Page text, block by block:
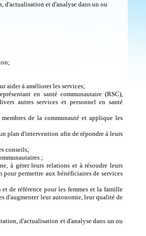
d'actualisation et d'analyse dans un ou
aider à améliorer les services;
en santé communautaire (RSC),
autres services et personnel en santé
de la communauté et applique les
plan d'intervention afin de répondre à leurs
conseils;
;
à gérer leurs relations et à résoudre leurs
pour permettre aux bénéficiaires de services
de référence pour les femmes et la famille
d'augmenter leur autonomie, leur qualité de
d'actualisation et d'analyse dans un ou